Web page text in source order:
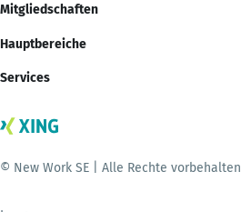
Mitgliedschaften
Hauptbereiche
Services
© New Work SE | Alle Rechte vorbehalten